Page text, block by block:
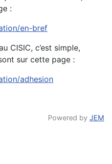
:
en-bref
CISIC, c’est simple,
sur cette page :
adhesion
Powered by JEM